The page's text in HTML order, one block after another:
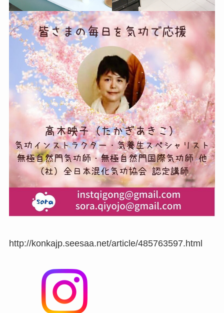
http://konkajp.seesaa.net/article/485763597.html